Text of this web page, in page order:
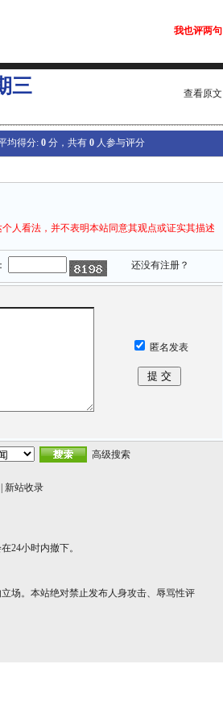
我也评两句
三 查看原文
均得分: 0 分，共有 0 人参与评分
个人看法，并不表明本站同意其观点或证实其描述
还没有注册？
匿名发表
高级搜索
新站收录
24小时内撤下。
场。本站绝对禁止发布人身攻击、辱骂性评